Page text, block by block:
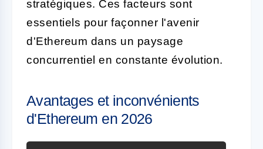
stratégiques. Ces facteurs sont
essentiels pour façonner l'avenir
d'Ethereum dans un paysage
concurrentiel en constante évolution.
Avantages et inconvénients
d'Ethereum en 2026